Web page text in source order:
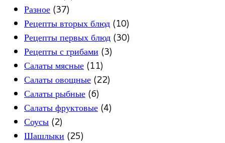
Разное (37)
Рецепты вторых блюд (10)
Рецепты первых блюд (30)
Рецепты с грибами (3)
Салаты мясные (11)
Салаты овощные (22)
Салаты рыбные (6)
Салаты фруктовые (4)
Соусы (2)
Шашлыки (25)